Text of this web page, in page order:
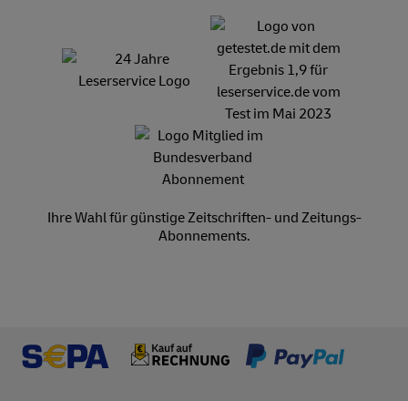
Ihre Wahl für günstige Zeitschriften- und Zeitungs-
Abonnements.